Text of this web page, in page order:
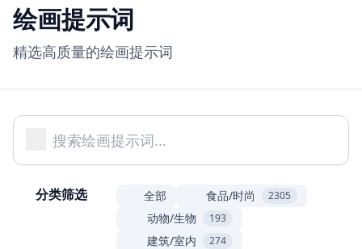
绘画提示词
精选高质量的绘画提示词
分类筛选 全部 食品/时尚 2305
动物/生物 193
建筑/室内 274